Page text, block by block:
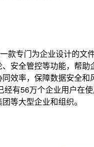
款专门为企业设计的文
安全管控等功能，帮
效率，保障数据安全和
有56万个企业用户在
等大型企业和组织。